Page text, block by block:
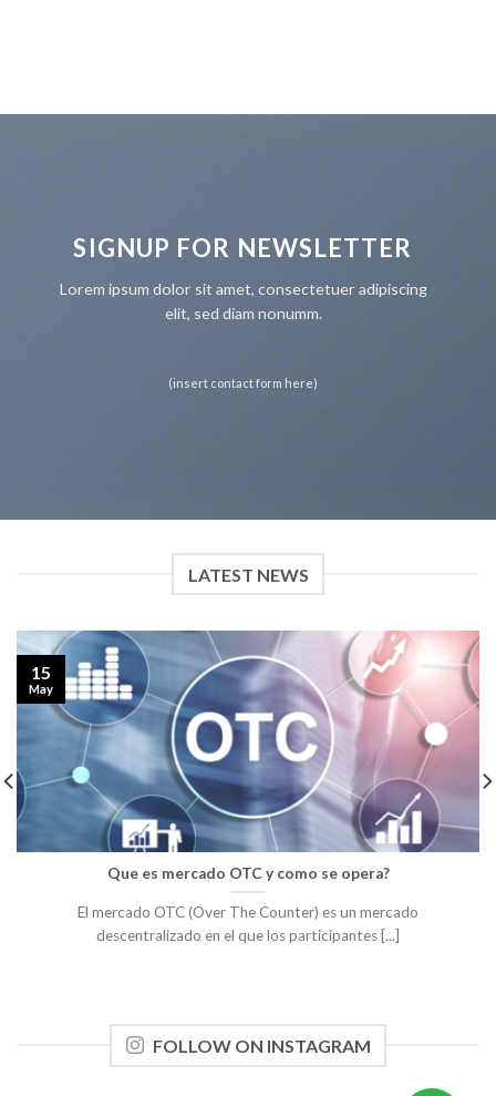
SIGNUP FOR NEWSLETTER
Lorem ipsum dolor sit amet, consectetuer adipiscing
elit, sed diam nonumm.
(insert contact form here)
LATEST NEWS
Que es mercado OTC y como se opera?
El mercado OTC (Over The Counter) es un mercado
descentralizado en el que los participantes [...]
15
May
FOLLOW ON INSTAGRAM